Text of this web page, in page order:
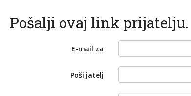
Pošalji ovaj link prijatelju.
E-mail za
Pošiljatelj